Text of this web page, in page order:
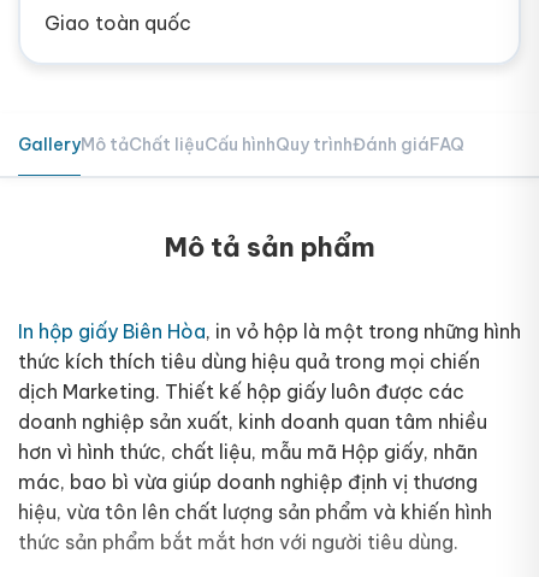
Giao toàn quốc
GalleryMô tảChất liệuCấu hìnhQuy trìnhĐánh giáFAQ
Mô tả sản phẩm
In hộp giấy Biên Hòa, in vỏ hộp là một trong những hình
thức kích thích tiêu dùng hiệu quả trong mọi chiến
dịch Marketing. Thiết kế hộp giấy luôn được các
doanh nghiệp sản xuất, kinh doanh quan tâm nhiều
hơn vì hình thức, chất liệu, mẫu mã Hộp giấy, nhãn
mác, bao bì vừa giúp doanh nghiệp định vị thương
hiệu, vừa tôn lên chất lượng sản phẩm và khiến hình
thức sản phẩm bắt mắt hơn với người tiêu dùng.